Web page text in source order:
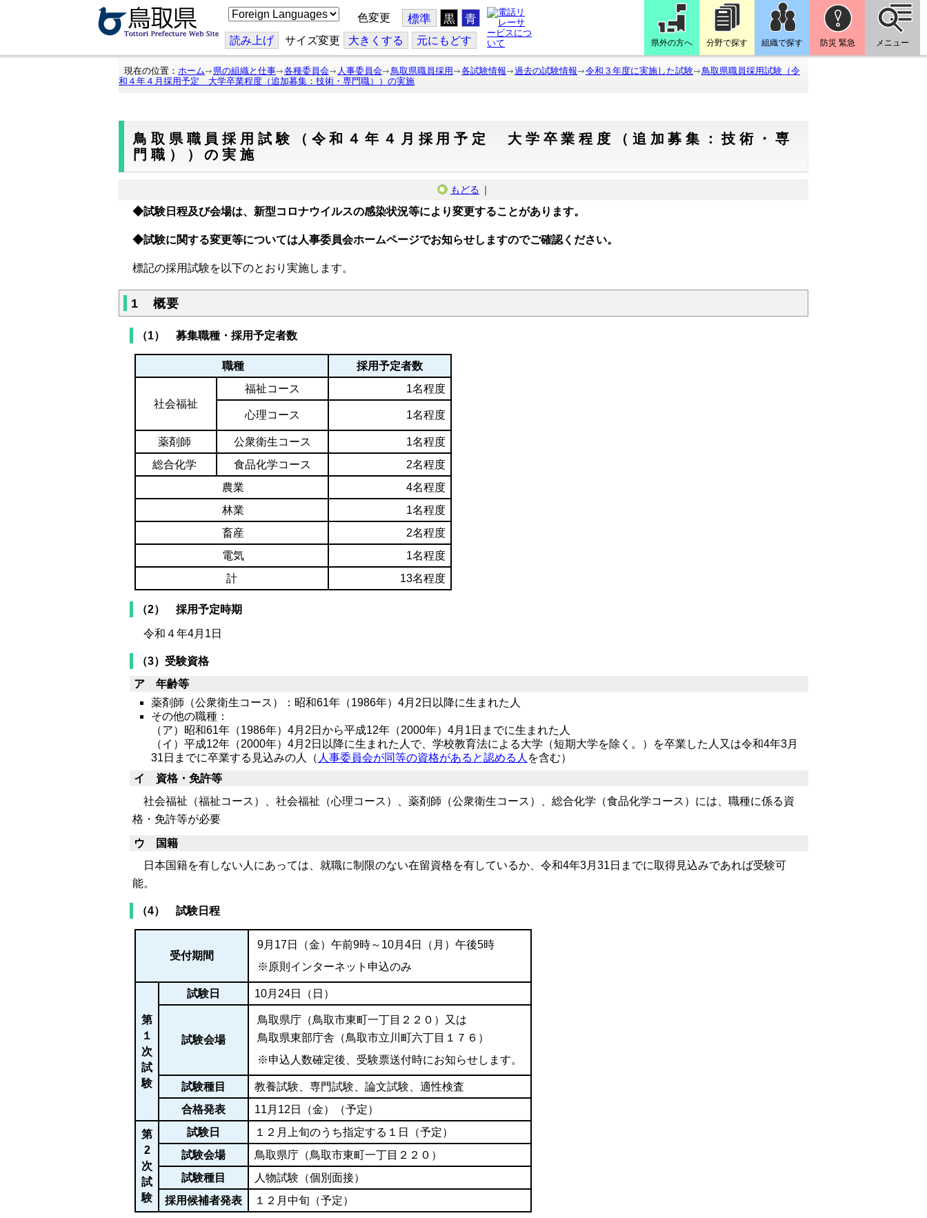
こ
の
ジ
を
翻
訳
色変更 標準 黒 青
読み上げ サイズ変更 大きくする 元にもどす 県外の方へ 分野で探す 組織で探す 防災 緊急 メニュー
現在の位置： ホーム 県の組織と仕事 各種委員会 人事委員会 鳥取県職員採用 各試験情報 過去の試験情報 令和３年度に実施した試験
鳥取県職員採用試験（令
和４年４月採用予定 大学卒業程度（追加募集：技術・専門職））の実施
鳥取県職員採用試験（令和４年４月採用予定 大学卒業程度（追加募集：技術・専
門職））の実施
もどる ｜
◆試験日程及び会場は、新型コロナウイルスの感染状況等により変更することがあります。
◆試験に関する変更等については人事委員会ホームページでお知らせしますのでご確認ください。
標記の採用試験を以下のとおり実施します。
1 概要
（1） 募集職種・採用予定者数
職種 採用予定者数
社会福祉
福祉コース 1名程度
心理コース 1名程度
薬剤師 公衆衛生コース
1名程度
総合化学
食品化学コース
2名程度
農業
4名程度
林業
1名程度
畜産
2名程度
電気
1名程度
計
13名程度
（2） 採用予定時期
令和４年4月1日
（3）受験資格
ア 年齢等
薬剤師（公衆衛生コース）：昭和61年（1986年）4月2日以降に生まれた人
その他の職種：
（ア）昭和61年（1986年）4月2日から平成12年（2000年）4月1日までに生まれた人
（イ）平成12年（2000年）4月2日以降に生まれた人で、学校教育法による大学（短期大学を除く。）を卒業した人又は令和4年3月
31日までに卒業する見込みの人（ 人事委員会が同等の資格があると認める人 を含む）
イ 資格・免許等
社会福祉（福祉コース）、社会福祉（心理コース）、薬剤師（公衆衛生コース）、総合化学（食品化学コース）には、職種に係る資
格・免許等が必要
ウ 国籍
日本国籍を有しない人にあっては、就職に制限のない在留資格を有しているか、令和4年3月31日までに取得見込みであれば受験可
能。
（4） 試験日程
受付期間
9月17日（金）午前9時～10月4日（月）午後5時
※原則インターネット申込のみ
第
１
次
試
験
試験日 10月24日（日）
試験会場
鳥取県庁（鳥取市東町一丁目２２０）又は
鳥取県東部庁舎（鳥取市立川町六丁目１７６）
※申込人数確定後、受験票送付時にお知らせします。
試験種目
教養試験、専門試験、論文試験、適性検査
合格発表
11月12日（金）（予定）
第
2
次
試
験
試験日
１２月上旬のうち指定する１日（予定）
試験会場
鳥取県庁（鳥取市東町一丁目２２０）
試験種目
人物試験（個別面接）
採用候補者発表
１２月中旬（予定）